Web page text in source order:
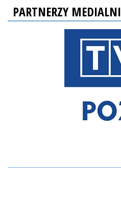
PARTNERZY MEDIALNI